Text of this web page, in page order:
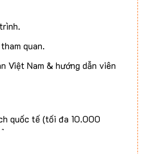
quan.
Việt Nam & hướng dẫn viên
quốc tế (tối đa 10.000